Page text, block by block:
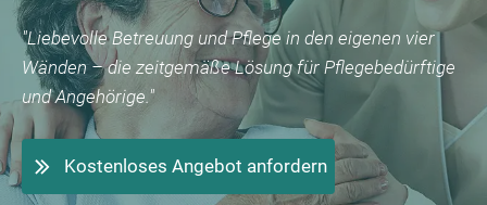
"Liebevolle Betreuung und Pflege in den eigenen vier
Wänden – die zeitgemäße Lösung für Pflegebedürftige
und Angehörige."
Kostenloses Angebot anfordern